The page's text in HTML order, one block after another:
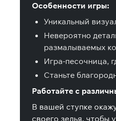
Особенности игры:
Уникальный
Невероятно
размалываемых
Игра-песочница,
Станьте
Работайте с
В вашей ступке
своего зелья, чтобы